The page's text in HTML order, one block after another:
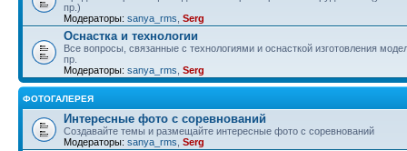
пр.)
Модераторы: sanya_rms Serg
Оснастка и технологии
Все вопросы, связанные с технологиями и оснасткой изготовления
пр.
Модераторы: sanya_rms Serg
ФОТОГАЛЕРЕЯ
Интересные фото с соревнований
Создавайте темы и размещайте интересные фото с соревнований
Модераторы: sanya_rms Serg